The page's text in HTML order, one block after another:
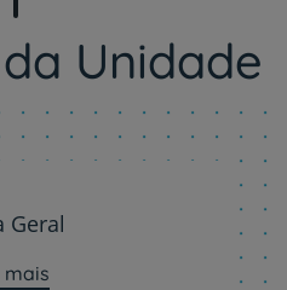
Unidade
Geral
mais